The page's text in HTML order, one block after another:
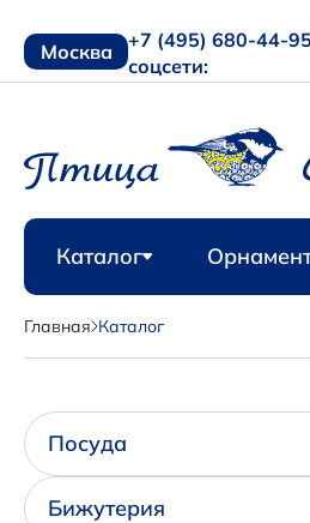
Москва +7 (495) 680-44-
соцсети:
Каталог
Главная Каталог
Посуда
Бижутерия